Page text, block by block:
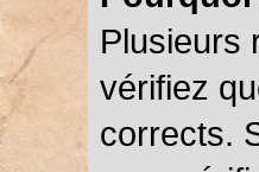
Plusieurs
vérifiez
corrects.